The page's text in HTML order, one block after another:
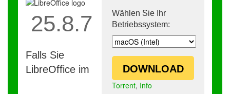
Wählen Sie Ihr
Betriebssystem:
DOWNLOAD
Torrent, Info
25.8.7
Falls Sie
LibreOffice im